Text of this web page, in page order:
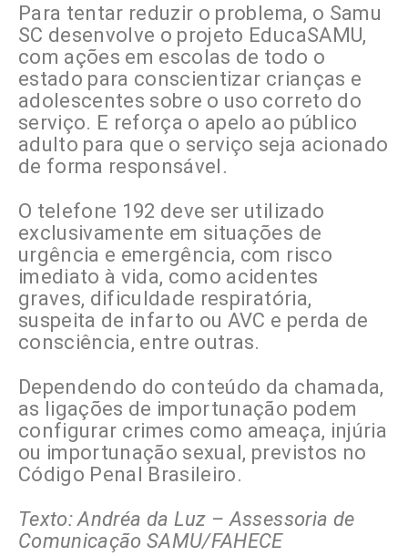
Para tentar reduzir o problema, o Samu
SC desenvolve o projeto EducaSAMU,
com ações em escolas de todo o
estado para conscientizar crianças e
adolescentes sobre o uso correto do
serviço. E reforça o apelo ao público
adulto para que o serviço seja acionado
de forma responsável.
O telefone 192 deve ser utilizado
exclusivamente em situações de
urgência e emergência, com risco
imediato à vida, como acidentes
graves, dificuldade respiratória,
suspeita de infarto ou AVC e perda de
consciência, entre outras.
Dependendo do conteúdo da chamada,
as ligações de importunação podem
configurar crimes como ameaça, injúria
ou importunação sexual, previstos no
Código Penal Brasileiro.
Texto: Andréa da Luz – Assessoria de
Comunicação SAMU/FAHECE